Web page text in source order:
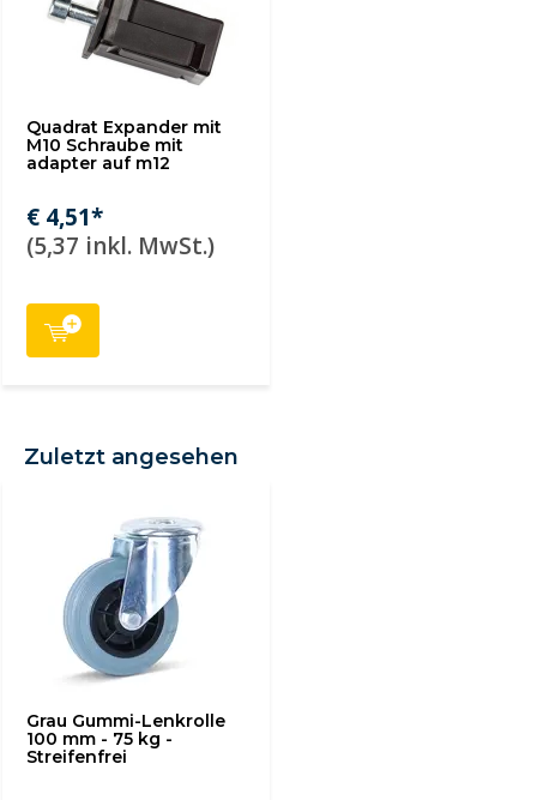
Quadrat Expander mit
M10 Schraube mit
adapter auf m12
€ 4,51*
(5,37 inkl. MwSt.)
Zuletzt angesehen
Grau Gummi-Lenkrolle
100 mm - 75 kg -
Streifenfrei